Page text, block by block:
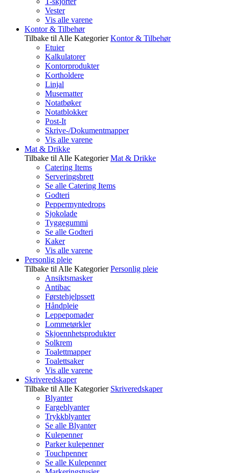
Vester
Vis alle varene
Kontor & Tilbehør
Tilbake til Alle Kategorier Kontor & Tilbehør
Etuier
Kalkulatorer
Kontorprodukter
Kortholdere
Linjal
Musematter
Notatbøker
Notatblokker
Post-It
Skrive-/Dokumentmapper
Vis alle varene
Mat & Drikke
Tilbake til Alle Kategorier Mat & Drikke
Catering Items
Serveringsbrett
Se alle Catering Items
Godteri
Peppermyntedrops
Sjokolade
Tyggegummi
Se alle Godteri
Kaker
Vis alle varene
Personlig pleie
Tilbake til Alle Kategorier Personlig pleie
Ansiktsmasker
Antibac
Førstehjelpssett
Håndpleie
Leppepomader
Lommetørkler
Skjoennhetsprodukter
Solkrem
Toalettmapper
Toalettsaker
Vis alle varene
Skriveredskaper
Tilbake til Alle Kategorier Skriveredskaper
Blyanter
Fargeblyanter
Trykkblyanter
Se alle Blyanter
Kulepenner
Parker kulepenner
Touchpenner
Se alle Kulepenner